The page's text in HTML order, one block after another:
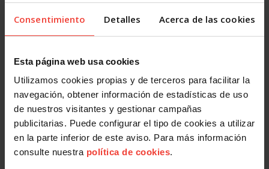
Consentimiento Detalles Acerca de las cookies
Esta página web usa cookies
Utilizamos cookies propias y de terceros para facilitar la
navegación, obtener información de estadísticas de uso
de nuestros visitantes y gestionar campañas
publicitarias. Puede configurar el tipo de cookies a utilizar
en la parte inferior de este aviso. Para más información
consulte nuestra política de cookies.